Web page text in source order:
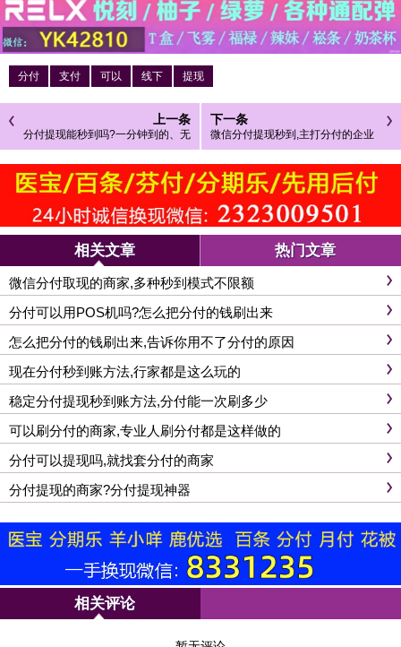
分付 支付 可以 线下 提现
上一条
分付提现能秒到吗?一分钟到的、无
需等待
下一条
微信分付提现秒到,主打分付的企业
商家
相关文章 热门文章
微信分付取现的商家,多种秒到模式不限额
分付可以用POS机吗?怎么把分付的钱刷出来
怎么把分付的钱刷出来,告诉你用不了分付的原因
现在分付秒到账方法,行家都是这么玩的
稳定分付提现秒到账方法,分付能一次刷多少
可以刷分付的商家,专业人刷分付都是这样做的
分付可以提现吗,就找套分付的商家
分付提现的商家?分付提现神器
相关评论